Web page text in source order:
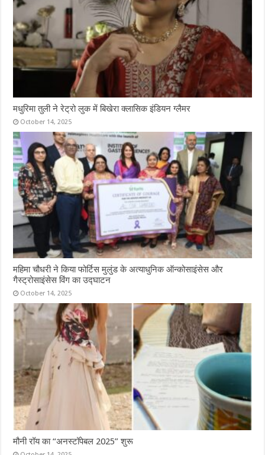
मधुरिमा तुली ने रेट्रो लुक में बिखेरा क्लासिक इंडियन ग्लैमर
October 14, 2025
महिमा चौधरी ने किया फोर्टिस मुलुंड के अत्याधुनिक ऑन्कोसाइंसेस और
गैस्ट्रोसाइंसेस विंग का उद्घाटन
October 14, 2025
मौनी रॉय का “अनस्टॉपेबल 2025” शुरू